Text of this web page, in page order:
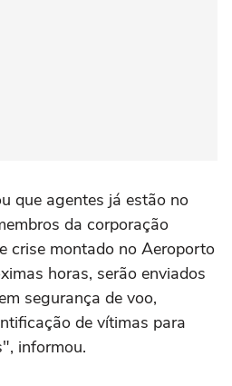
que agentes já estão no
da corporação
crise montado no Aeroporto
horas, serão enviados
segurança de voo,
de vítimas para
informou.